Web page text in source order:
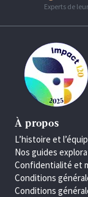
Experts de
À propos
L’histoire et
Nos guides
Confidentialité et
Conditions
Conditions